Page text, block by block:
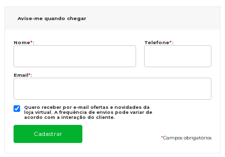
Avise-me quando chegar
Nome*: Telefone*:
Email*:
Quero receber por e-mail ofertas e novidades da
loja virtual. A frequência de envios pode variar de
acordo com a interação do cliente.
*Campos obrigatórios